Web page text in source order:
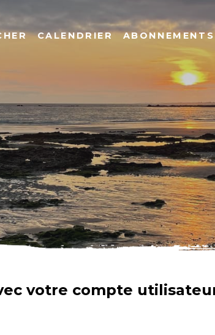
CALENDRIER ABONNEMENTS
votre compte